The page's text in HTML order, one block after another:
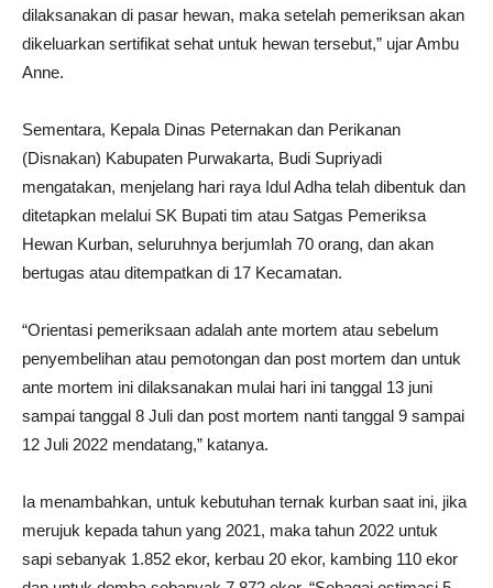
dilaksanakan di pasar hewan, maka setelah pemeriksan akan
dikeluarkan sertifikat sehat untuk hewan tersebut,” ujar Ambu
Anne.
Sementara, Kepala Dinas Peternakan dan Perikanan
(Disnakan) Kabupaten Purwakarta, Budi Supriyadi
mengatakan, menjelang hari raya Idul Adha telah dibentuk dan
ditetapkan melalui SK Bupati tim atau Satgas Pemeriksa
Hewan Kurban, seluruhnya berjumlah 70 orang, dan akan
bertugas atau ditempatkan di 17 Kecamatan.
“Orientasi pemeriksaan adalah ante mortem atau sebelum
penyembelihan atau pemotongan dan post mortem dan untuk
ante mortem ini dilaksanakan mulai hari ini tanggal 13 juni
sampai tanggal 8 Juli dan post mortem nanti tanggal 9 sampai
12 Juli 2022 mendatang,” katanya.
Ia menambahkan, untuk kebutuhan ternak kurban saat ini, jika
merujuk kepada tahun yang 2021, maka tahun 2022 untuk
sapi sebanyak 1.852 ekor, kerbau 20 ekor, kambing 110 ekor